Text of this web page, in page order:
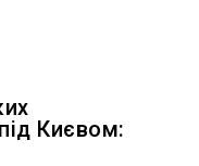
Києвом: